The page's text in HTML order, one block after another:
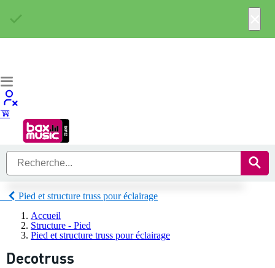
Pied et structure truss pour éclairage
Accueil
Structure - Pied
Pied et structure truss pour éclairage
Decotruss